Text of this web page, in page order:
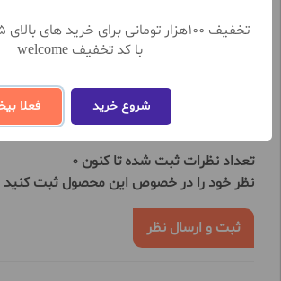
مشاهده بیشتر
تعداد نظرات ثبت شده تا کنون 0
نظر خود را در خصوص این محصول ثبت کنید
ثبت و ارسال نظر
با کد تخفیف welcome
شروع خرید فعلا